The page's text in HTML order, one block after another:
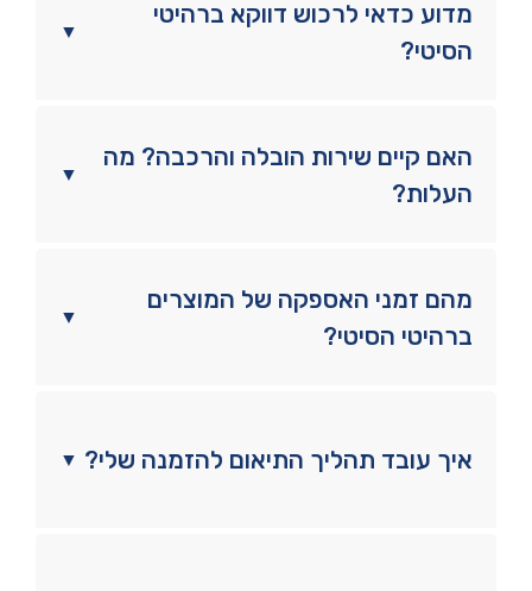
▼
מדוע כדאי לרכוש דווקא ברהיטי
הסיטי?
▼
האם קיים שירות הובלה והרכבה? מה
העלות?
▼
מהם זמני האספקה של המוצרים
ברהיטי הסיטי?
▼ איך עובד תהליך התיאום להזמנה שלי?